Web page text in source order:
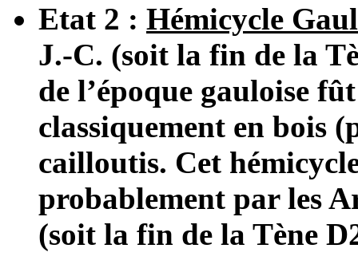
Etat 2 : Hémicycle
J.-C. (soit la fin de la
de l’époque gauloise
classiquement en bois
cailloutis. Cet
probablement par les
(soit la fin de la Tène